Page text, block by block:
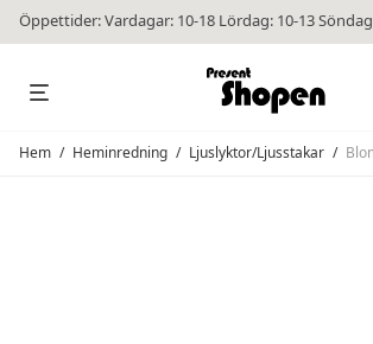
Öppettider: Vardagar: 10-18 Lördag: 10-13 Söndag
Hem / Heminredning / Ljuslyktor/Ljusstakar /